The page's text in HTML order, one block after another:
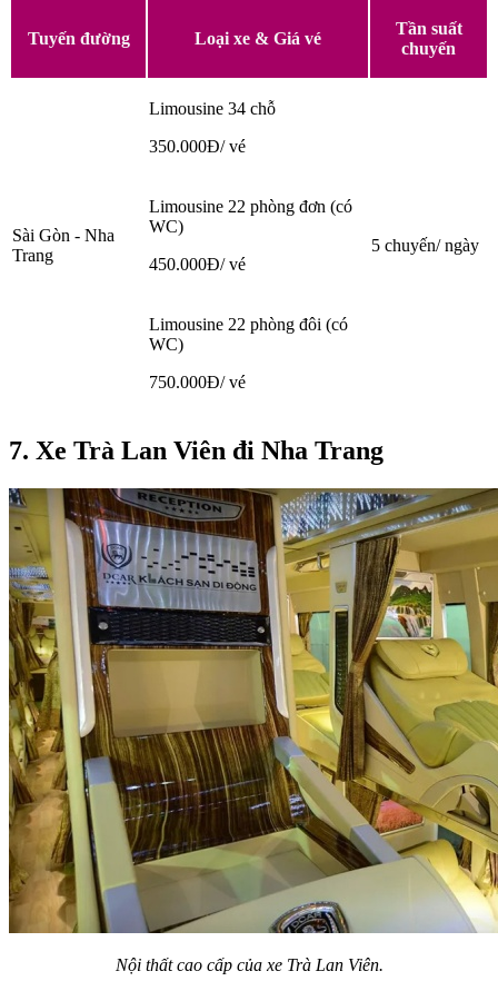
Tuyến đường Loại xe & Giá vé
Tần suất
chuyến
Sài Gòn - Nha
Trang
Limousine 34 chỗ
350.000Đ/ vé
5 chuyến/ ngày
Limousine 22 phòng đơn (có
WC)
450.000Đ/ vé
Limousine 22 phòng đôi (có
WC)
750.000Đ/ vé
7. Xe Trà Lan Viên đi Nha Trang
Nội thất cao cấp của xe Trà Lan Viên.